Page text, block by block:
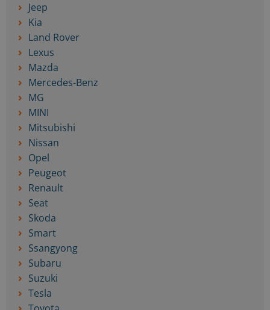
Jeep
Kia
Land Rover
Lexus
Mazda
Mercedes-Benz
MG
MINI
Mitsubishi
Nissan
Opel
Peugeot
Renault
Seat
Skoda
Smart
Ssangyong
Subaru
Suzuki
Tesla